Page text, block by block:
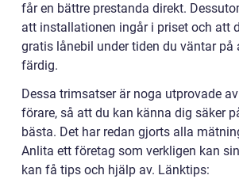
får en bättre prestanda direkt.
att installationen ingår i priset och att
gratis lånebil under tiden du väntar på
färdig.
Dessa trimsatser är noga utprovade
förare, så att du kan känna dig säker
bästa. Det har redan gjorts alla
Anlita ett företag som verkligen kan
kan få tips och hjälp av. Länktips: